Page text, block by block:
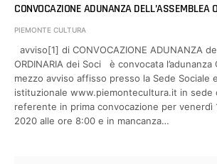
CONVOCAZIONE ADUNANZA DELL’ASSEMBLEA
PIEMONTE CULTURA
avviso[1] di CONVOCAZIONE ADUNANZA
ORDINARIA dei Soci è convocata l’adunanza
mezzo avviso affisso presso la Sede Sociale
istituzionale www.piemontecultura.it in sede
referente in prima convocazione per venerdì
2020 alle ore 8:00 e in mancanza…